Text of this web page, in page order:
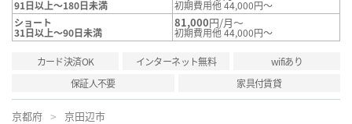
91日以上～180日未満
初期費用他 44,000円～
ショート
31日以上～90日未満
81,000円/月～
初期費用他 44,000円～
カード決済OK インターネット無料
wifiあり
保証人不要
家具付賃貸
京都府 京田辺市